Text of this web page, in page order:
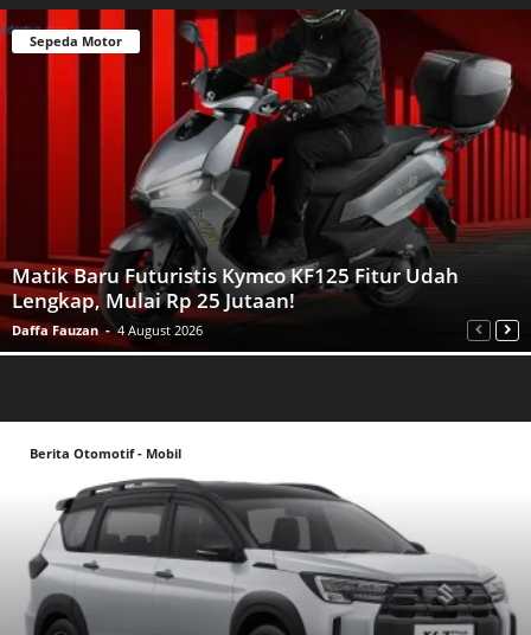
Sepeda Motor
Matik Baru Futuristis Kymco KF125 Fitur Udah
Lengkap, Mulai Rp 25 Jutaan!
Daffa Fauzan - 4 August 2026
Berita Otomotif - Mobil